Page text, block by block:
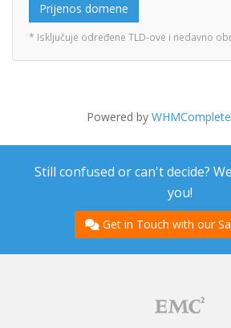
Prijenos domene
* Isključuje određene TLD-ove i nedavno
Powered by
Still confused or can't decide?
you!
Get in Touch with our